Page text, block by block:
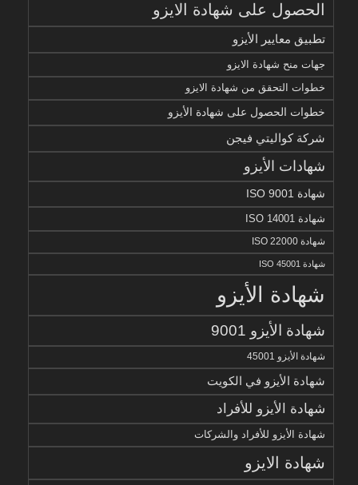
الحصول على شهادة الايزو
تطبيق معايير الأيزو
جهات منح شهادة الايزو
خطوات التحقق من شهادة الايزو
خطوات الحصول على شهادة الأيزو
شركة كواليتي فيجن
شهادات الأيزو
شهادة ISO 9001
شهادة ISO 14001
شهادة ISO 22000
شهادة ISO 45001
شهادة الأيزو
شهادة الأيزو 9001
شهادة الأيزو 45001
شهادة الأيزو في الكويت
شهادة الأيزو للأفراد
شهادة الأيزو للأفراد والشركات
شهادة الايزو